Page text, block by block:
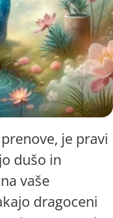
je pravi
dušo in
vaše
dragoceni